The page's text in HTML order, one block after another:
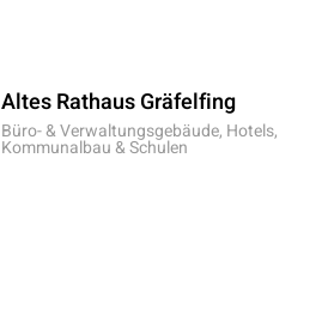
Altes Rathaus Gräfelfing
Büro- & Verwaltungsgebäude, Hotels,
Kommunalbau & Schulen